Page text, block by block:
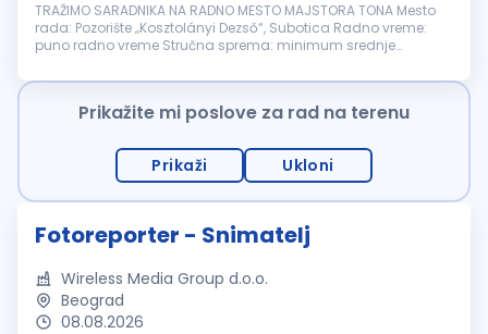
TRAŽIMO SARADNIKA NA RADNO MESTO MAJSTORA TONA Mesto
rada: Pozorište „Kosztolányi Dezső“, Subotica Radno vreme:
puno radno vreme Stručna sprema: minimum srednje
za potrebe proba i predstava...
Prikažite mi poslove za rad na terenu
Prikaži Ukloni
Fotoreporter - Snimatelj
Wireless Media Group d.o.o.
Beograd
08.08.2026